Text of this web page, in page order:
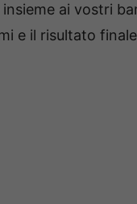
ai vostri
e il risultato